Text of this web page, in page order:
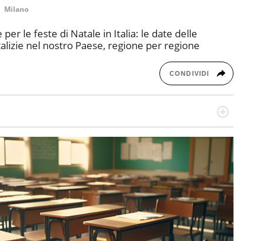
Milano
per le feste di Natale in Italia: le date delle
nel nostro Paese, regione per regione
CONDIVIDI
oltre dieci anni si occupa di informazione sul web,
cronaca, motori, spettacolo e videogame.